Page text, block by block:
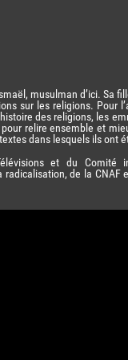
musulman d’ici. Sa
sur les religions. Pour
des religions, les
relire ensemble et
dans lesquels ils ont
et du Comité
de la CNAF